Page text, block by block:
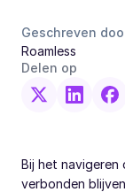
Geschreven
Roamless
Delen op
Bij het navigeren
verbonden